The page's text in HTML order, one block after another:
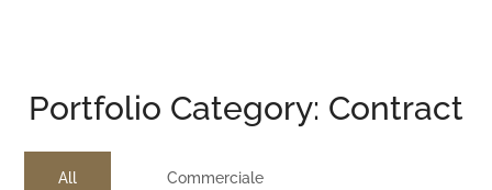
Portfolio Category: Contract
All Commerciale